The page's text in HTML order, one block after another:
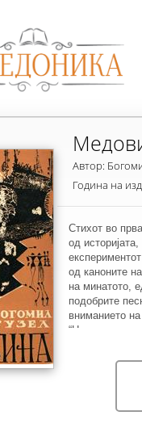
Автор:
Година на
Стихот во
од
од каноните
на минатото,
подобрите
вниманието
“Наречници,
старата